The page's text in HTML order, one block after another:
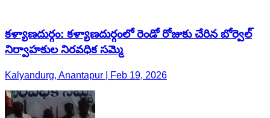
కళ్యాణదుర్గం: కళ్యాణదుర్గంలో రెండో రోజుకు చేరిన బోర్వెల్
నిర్వాహకుల నిరవధిక సమ్మె
Kalyandurg, Anantapur | Feb 19, 2026